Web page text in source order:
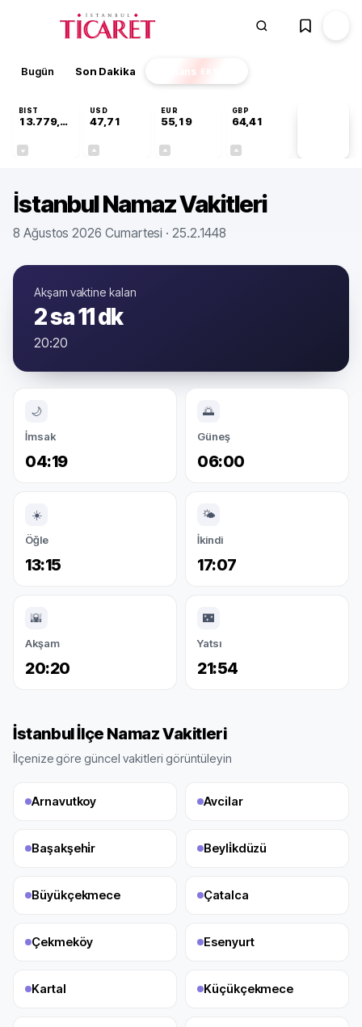
Bugün Son Dakika Finans EKSTRA
BIST
13.779,39
USD
47,71
EUR
55,19
GBP
64,41
İstanbul Namaz Vakitleri
8 Ağustos 2026 Cumartesi · 25.2.1448
Akşam vaktine kalan
2 sa 11 dk
20:20
🌙
İmsak
04:19
🌅
Güneş
06:00
☀️
Öğle
13:15
🌤️
İkindi
17:07
🌇
Akşam
20:20
🌃
Yatsı
21:54
İstanbulİlçe Namaz Vakitleri
İlçenize göre güncel vakitleri görüntüleyin
Arnavutkoy Avcilar
Başakşehi̇r Beyli̇kdüzü
Büyükçekmece Çatalca
Çekmeköy Esenyurt
Kartal Küçükçekmece